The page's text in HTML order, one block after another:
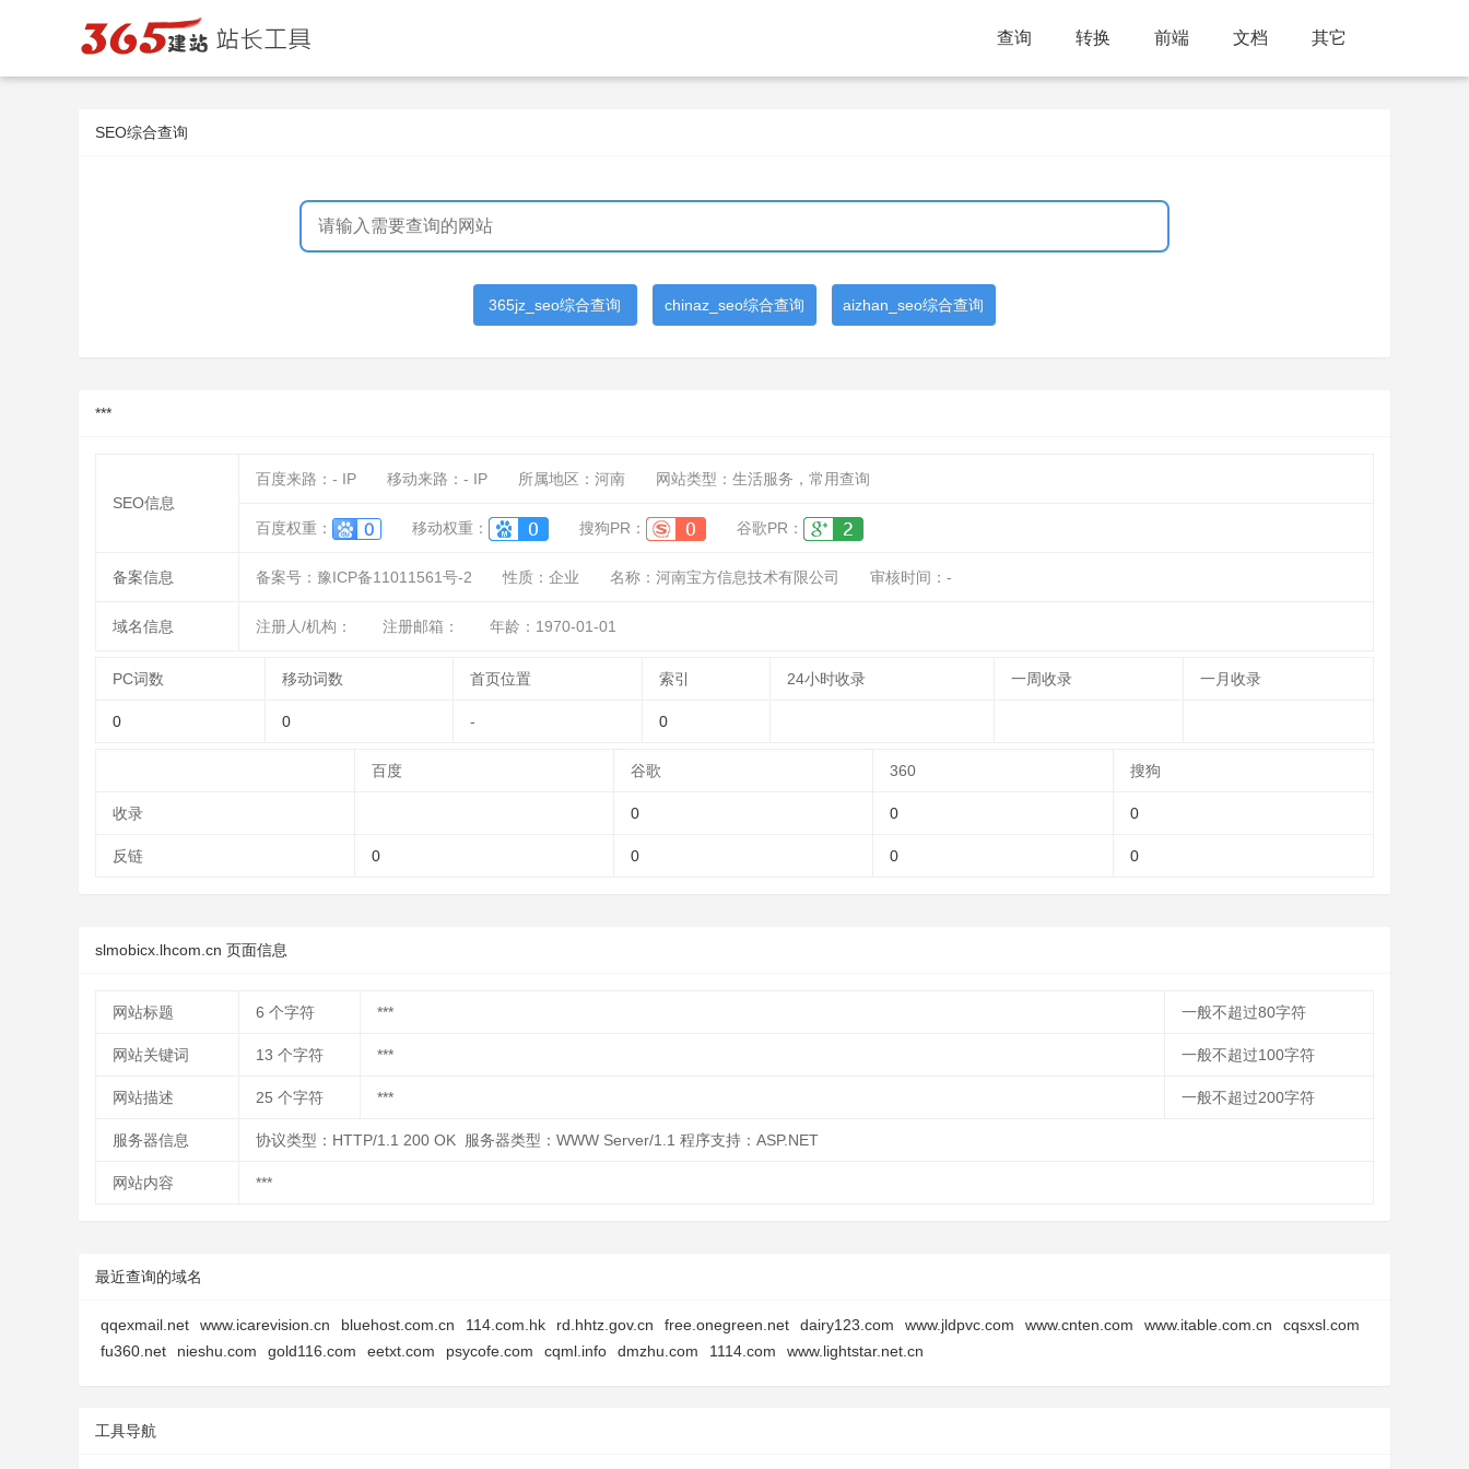
查询 转换 前端 文档 其它
SEO综合查询
365jz_seo综合查询 chinaz_seo综合查询 aizhan_seo综合查询
***
SEO信息
百度来路： - IP 移动来路： - IP 所属地区：河南 网站类型：生活服务，常用查询
百度权重： 移动权重： 搜狗PR： 谷歌PR：
备案信息 备案号：豫ICP备11011561号-2 性质： 企业 名称： 河南宝方信息技术有限公司 审核时间： -
域名信息 注册人/机构： 注册邮箱： 年龄：1970-01-01
PC词数 移动词数 首页位置 索引 24小时收录 一周收录 一月收录
0 0 - 0
百度 谷歌 360 搜狗
收录 0 0 0
反链 0 0 0 0
slmobicx.lhcom.cn 页面信息
网站标题 6 个字符 *** 一般不超过80字符
网站关键词 13 个字符 *** 一般不超过100字符
网站描述 25 个字符 *** 一般不超过200字符
服务器信息 协议类型：HTTP/1.1 200 OK 服务器类型：WWW Server/1.1 程序支持：ASP.NET
网站内容 ***
最近查询的域名
qqexmail.net www.icarevision.cn bluehost.com.cn 114.com.hk rd.hhtz.gov.cn free.onegreen.net dairy123.com www.jldpvc.com www.cnten.com www.itable.com.cn
cqsxsl.com
fu360.net
nieshu.com gold116.com eetxt.com psycofe.com cqml.info dmzhu.com 1114.com www.lightstar.net.cn
工具导航